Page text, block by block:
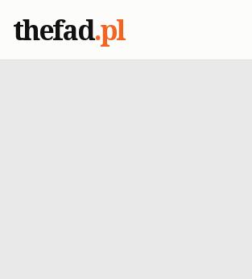
thefad.pl